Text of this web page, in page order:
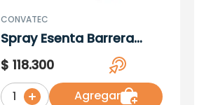
CONVATEC
Spray Esenta Barrera
Cutanea X 50Ml
$ 118.300
1 Agregar